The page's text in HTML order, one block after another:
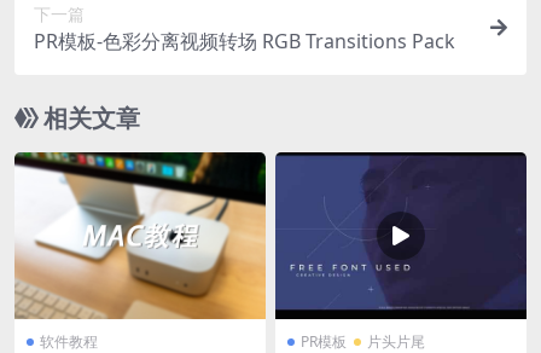
下一篇
PR模板-色彩分离视频转场 RGB Transitions Pack
相关文章
软件教程 PR模板 片头片尾